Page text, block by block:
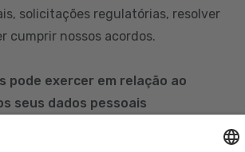
solicitações regulatórias, resolver
cumprir nossos acordos.
pode exercer em relação ao
seus dados pessoais